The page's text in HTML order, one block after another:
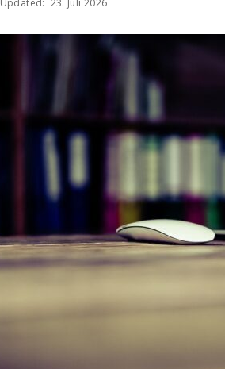
Updated: 23. Juli 2026